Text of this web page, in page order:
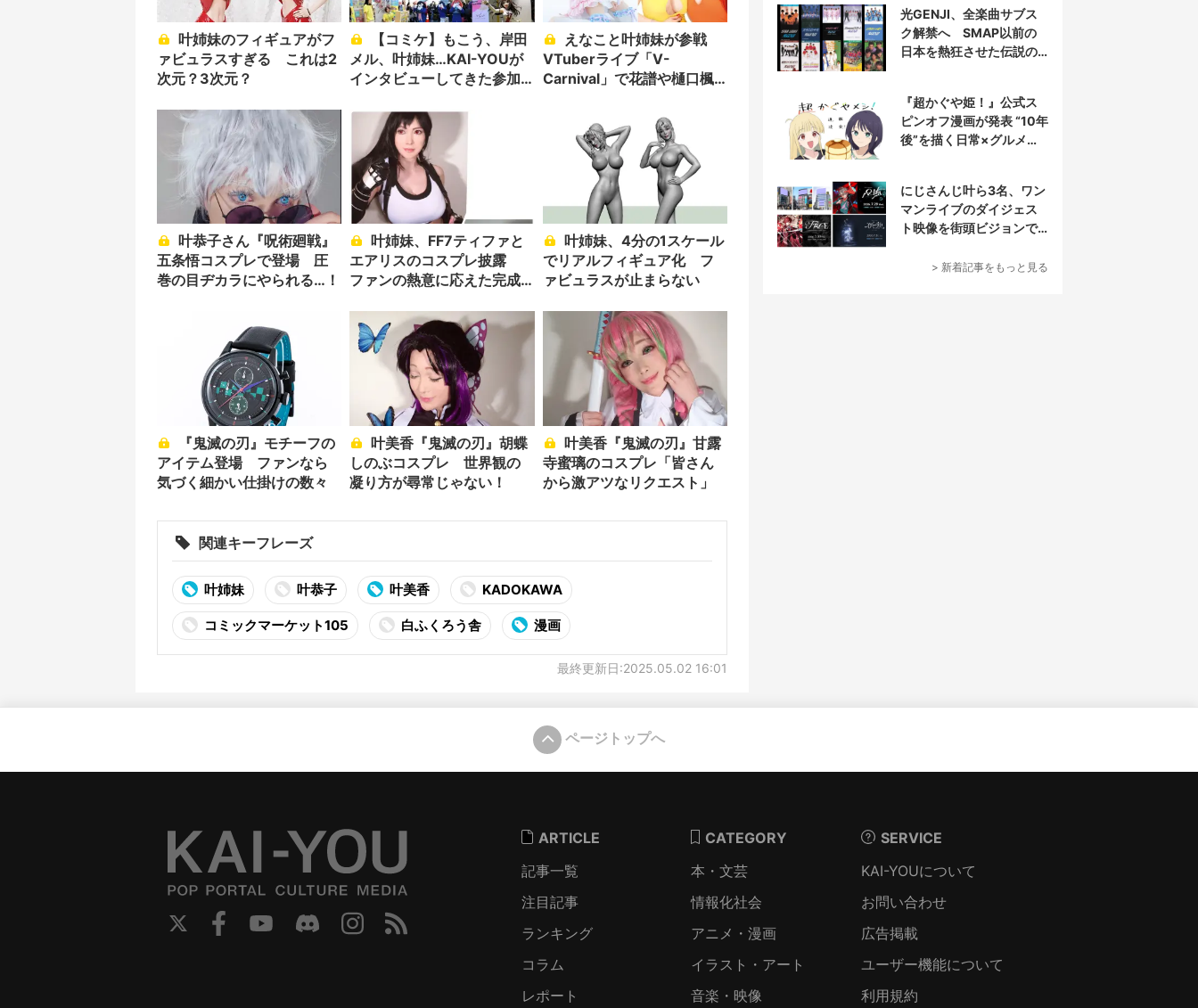
ァビュラスすぎる これは2
次元？3次元？
メル、叶姉妹…KAI-YOUが
インタビューしてきた参加
VTuberライブ「V-
Carnival」で花譜や樋口楓
五条悟コスプレで登場 圧
巻の目ヂカラにやられる…！
叶姉妹、FF7ティファと
エアリスのコスプレ披露
ファンの熱意に応えた完成
でリアルフィギュア化 フ
ァビュラスが止まらない
アイテム登場 ファンなら
気づく細かい仕掛けの数々
叶美香『鬼滅の刃』胡蝶
しのぶコスプレ 世界観の
凝り方が尋常じゃない！
寺蜜璃のコスプレ「皆さん
から激アツなリクエスト」
関連キーフレーズ
叶姉妹 叶恭子 叶美香 KADOKAWA
コミックマーケット105 白ふくろう舎 漫画
最終更新日:2025.05.02 16:01
光GENJI、全楽曲サブス
ク解禁へ SMAP以前の
日本を熱狂させた伝説の
『超かぐや姫！』公式ス
ピンオフ漫画が発表 “10年
後”を描く日常×グルメ作
にじさんじ叶ら3名、ワン
マンライブのダイジェス
ト映像を街頭ビジョンで
> 新着記事をもっと見る
ページトップへ
ARTICLE
記事一覧
注目記事
ランキング
コラム
レポート
CATEGORY
本・文芸
情報化社会
アニメ・漫画
イラスト・アート
音楽・映像
SERVICE
KAI-YOUについて
お問い合わせ
広告掲載
ユーザー機能について
利用規約